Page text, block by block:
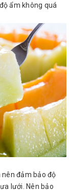
ẩm không quá
đảm bảo độ
lưới. Nên bảo